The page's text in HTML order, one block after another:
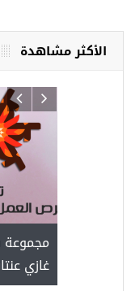
الأكثر مشاهدة
غازي